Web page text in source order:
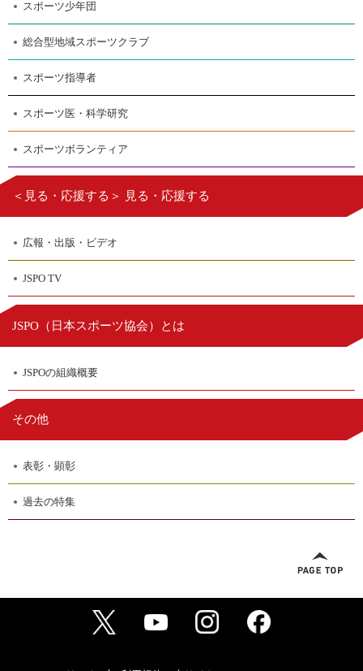
スポーツ少年団
総合型地域スポーツクラブ
スポーツ指導者
スポーツ医・科学研究
スポーツボランティア
＜見る・応援する＞ 見る・応援する
広報・出版・ビデオ
JSPO TV
JSPO（ 日本スポーツ協会）とは
JSPOの組織概要
その他
表彰・顕彰
過去の特集